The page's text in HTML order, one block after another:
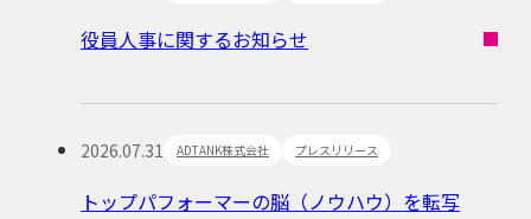
役員人事に関するお知らせ
2026.07.31 ADTANK株式会社 プレスリリース
トップパフォーマーの脳（ノウハウ）を転写